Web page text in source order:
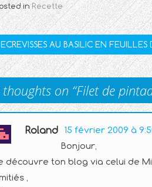
inRecette
ECREVISSES AU BASILIC EN FEUILLES
on “Filet de
Roland 15 février 2009 à
Bonjour,
découvre ton blog via celui de
,